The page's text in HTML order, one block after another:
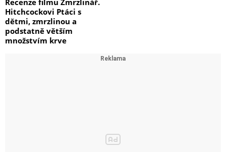
Hitchcockovi Ptáci s
dětmi, zmrzlinou a
podstatně větším
množstvím krve